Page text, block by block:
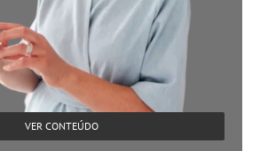
VER CONTEÚDO